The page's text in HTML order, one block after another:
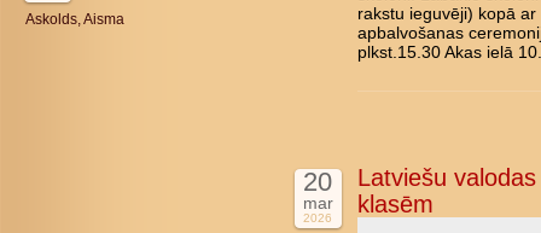
Askolds, Aisma
rakstu ieguvēji) kopā
apbalvošanas
plkst.15.30 Akas ielā 10.
20
mar
2026
Latviešu
klasēm